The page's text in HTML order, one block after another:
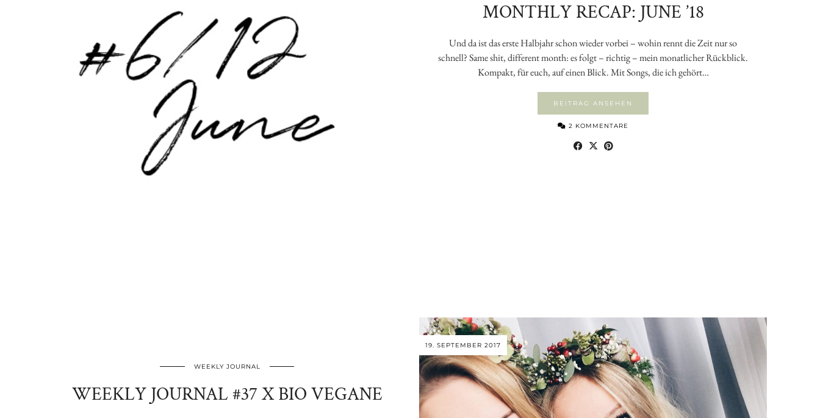
MONTHLY RECAP: JUNE ’18
Und da ist das erste Halbjahr schon wieder vorbei – wohin rennt die Zeit nur so
schnell? Same shit, different month: es folgt – richtig – mein monatlicher Rückblick.
Kompakt, für euch, auf einen Blick. Mit Songs, die ich gehört…
BEITRAG ANSEHEN
2 KOMMENTARE
19. SEPTEMBER 2017
WEEKLY JOURNAL
WEEKLY JOURNAL #37 X BIO VEGANE